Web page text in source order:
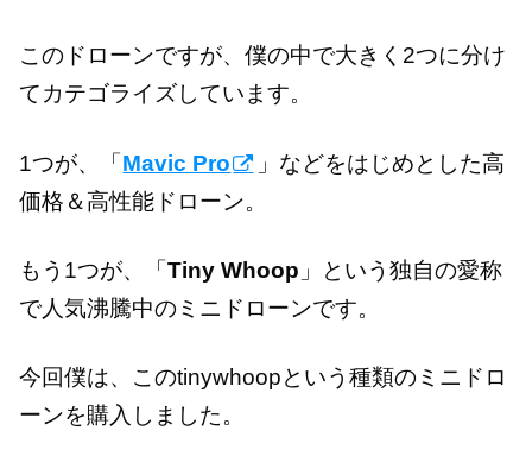
このドローンですが、僕の中で大きく2つに分け
てカテゴライズしています。
1つが、「Mavic Pro
」などをはじめとした高
価格＆高性能ドローン。
もう1つが、「Tiny Whoop 」という独自の愛称
で人気沸騰中のミニドローンです。
今回僕は、このtinywhoopという種類のミニドロ
ーンを購入しました。